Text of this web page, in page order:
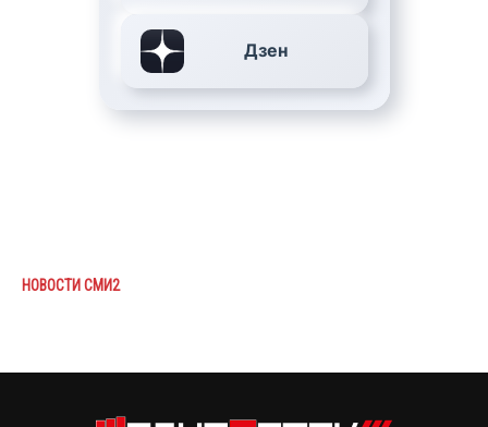
Дзен
НОВОСТИ СМИ2